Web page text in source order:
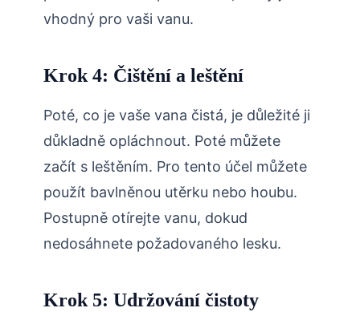
vhodný pro vaši vanu.
Krok 4: Čištění a leštění
Poté, co je vaše vana čistá, je důležité ji
důkladně opláchnout. Poté můžete
začít s leštěním. Pro tento účel můžete
použít bavlněnou utěrku nebo houbu.
Postupně otírejte vanu, dokud
nedosáhnete požadovaného lesku.
Krok 5: Udržování čistoty